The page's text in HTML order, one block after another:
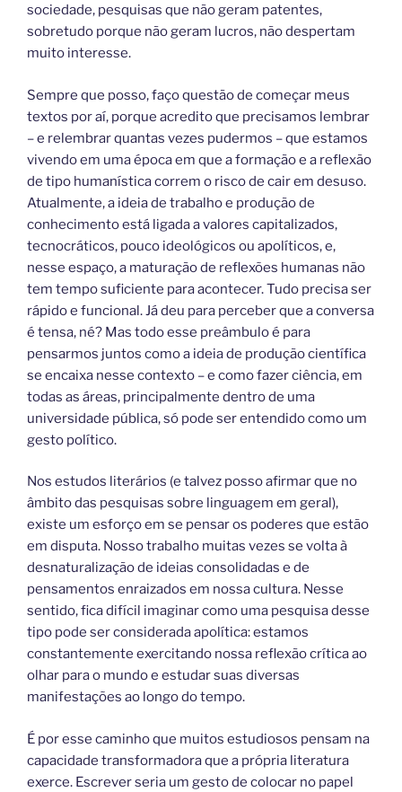
sociedade, pesquisas que não geram patentes,
sobretudo porque não geram lucros, não despertam
muito interesse.
Sempre que posso, faço questão de começar meus
textos por aí, porque acredito que precisamos lembrar
– e relembrar quantas vezes pudermos – que estamos
vivendo em uma época em que a formação e a reflexão
de tipo humanística correm o risco de cair em desuso.
Atualmente, a ideia de trabalho e produção de
conhecimento está ligada a valores capitalizados,
tecnocráticos, pouco ideológicos ou apolíticos, e,
nesse espaço, a maturação de reflexões humanas não
tem tempo suficiente para acontecer. Tudo precisa ser
rápido e funcional. Já deu para perceber que a conversa
é tensa, né? Mas todo esse preâmbulo é para
pensarmos juntos como a ideia de produção científica
se encaixa nesse contexto – e como fazer ciência, em
todas as áreas, principalmente dentro de uma
universidade pública, só pode ser entendido como um
gesto político.
Nos estudos literários (e talvez posso afirmar que no
âmbito das pesquisas sobre linguagem em geral),
existe um esforço em se pensar os poderes que estão
em disputa. Nosso trabalho muitas vezes se volta à
desnaturalização de ideias consolidadas e de
pensamentos enraizados em nossa cultura. Nesse
sentido, fica difícil imaginar como uma pesquisa desse
tipo pode ser considerada apolítica: estamos
constantemente exercitando nossa reflexão crítica ao
olhar para o mundo e estudar suas diversas
manifestações ao longo do tempo.
É por esse caminho que muitos estudiosos pensam na
capacidade transformadora que a própria literatura
exerce. Escrever seria um gesto de colocar no papel